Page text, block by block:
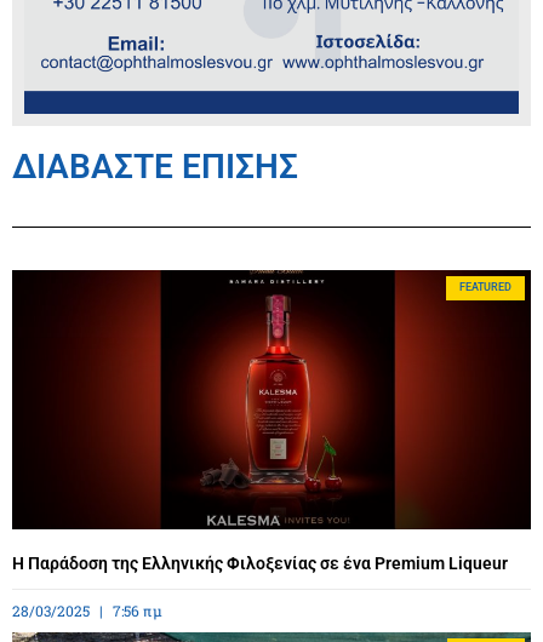
ΔΙΑΒΑΣΤΕ ΕΠΙΣΗΣ
FEATURED
Η Παράδοση της Ελληνικής Φιλοξενίας σε ένα Premium Liqueur
28/03/2025 7:56 πμ